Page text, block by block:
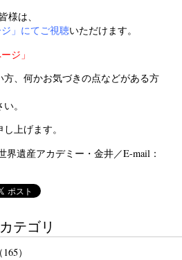
様は、
」 にてご視聴いただけます。
ジ」
、何かお気づきの点などがある方
。
上げます。
界遺産アカデミー・金井／E-mail：
カテゴリ
165）